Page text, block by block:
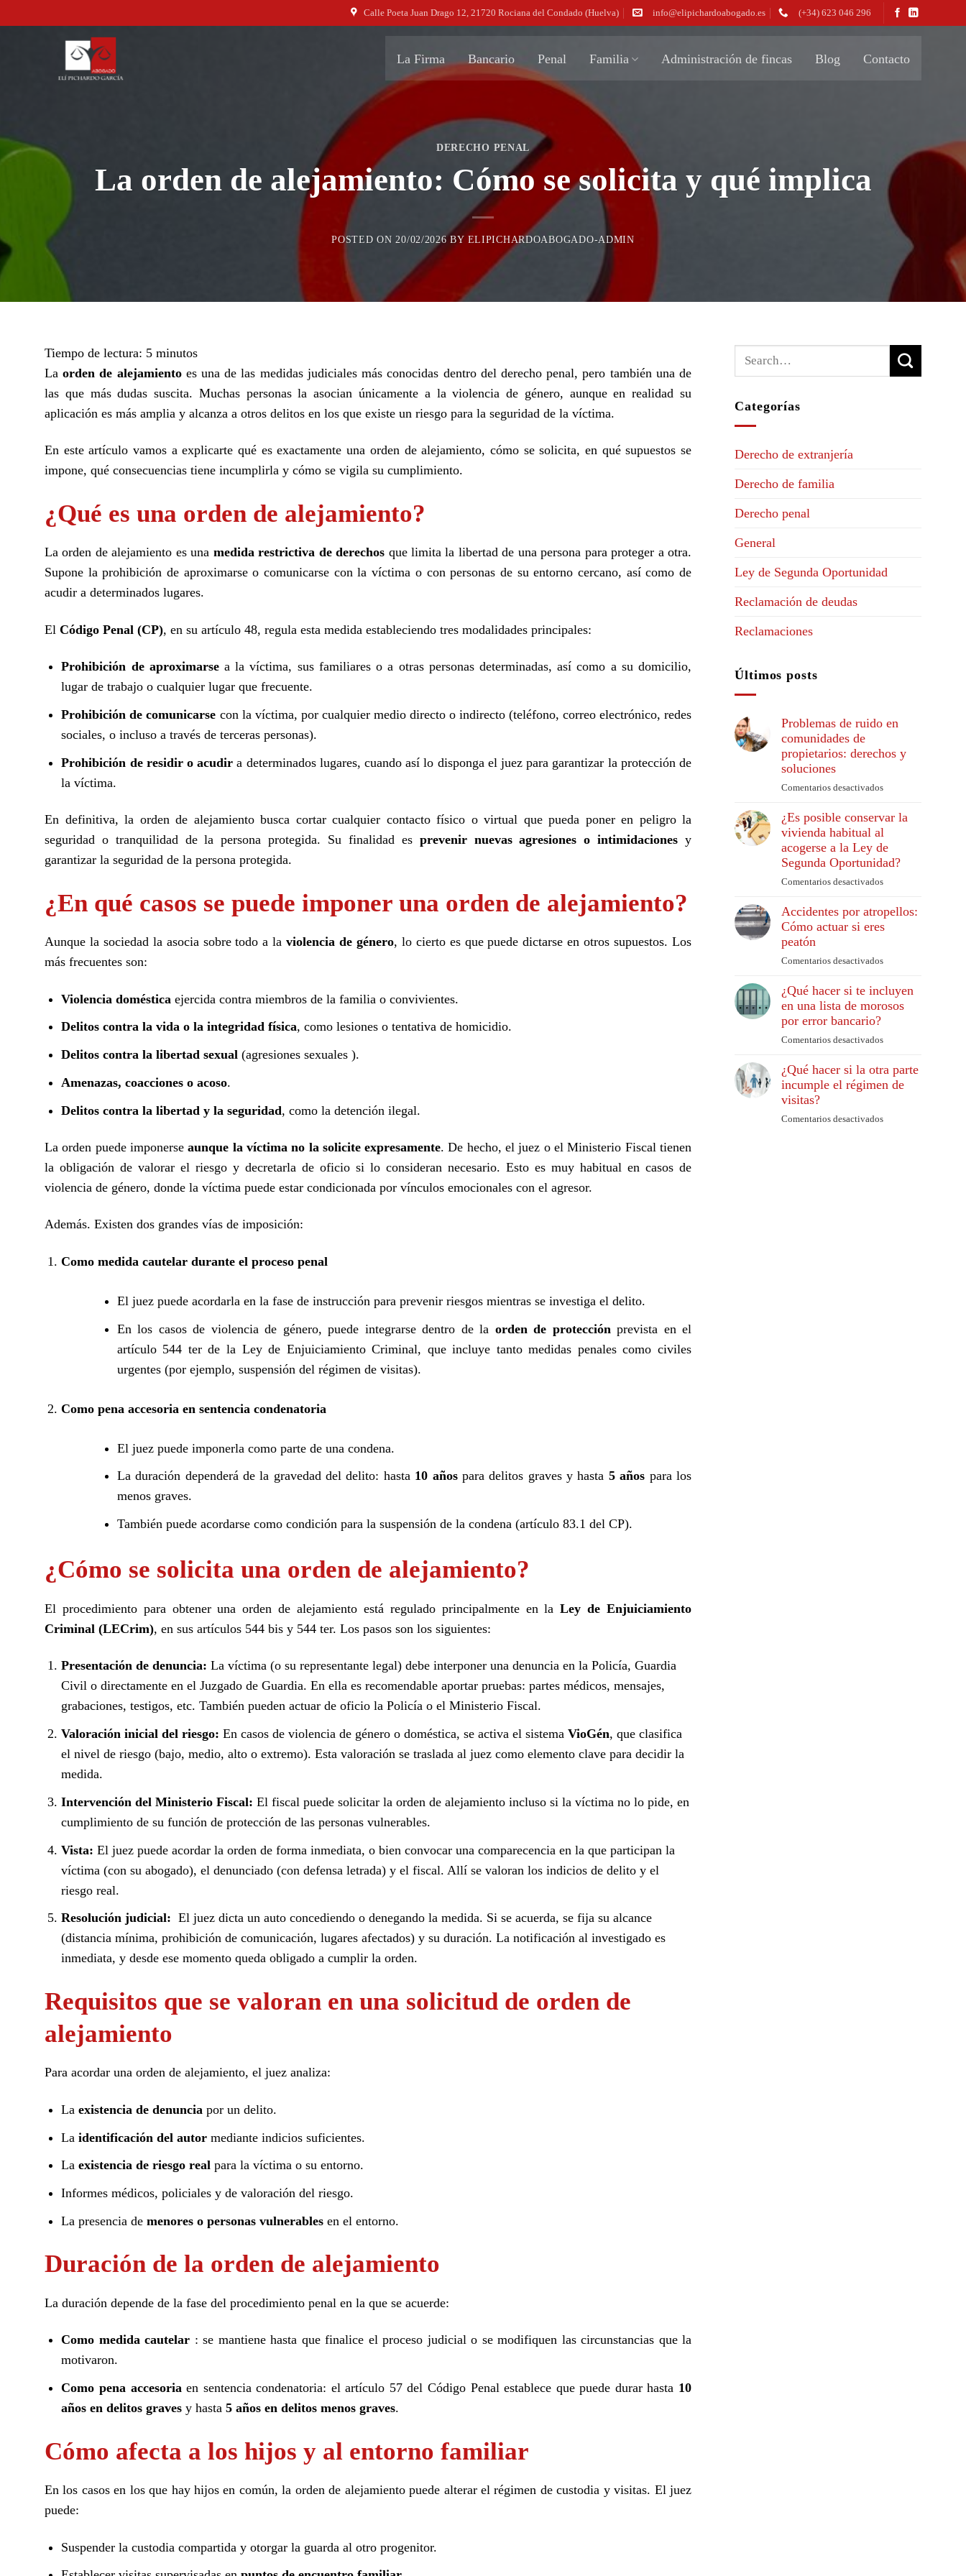
al
Calle Poeta Juan Drago 12, 21720 Rociana del Condado (Huelva) info@elipichardoabogado.es (+34) 623 046 296
La Firma Bancario Penal Familia Administración de fincas Blog Contacto
DERECHO PENAL
La orden de alejamiento: Cómo se solicita y qué implica
POSTED ON 20/02/2026 BY ELIPICHARDOABOGADO-ADMIN
Tiempo de lectura: 5 minutos
Laorden de alejamientoes una de las medidas judiciales más conocidas dentro del derecho penal, pero también una de
las que más dudas suscita. Muchas personas la asocian únicamente a la violencia de género, aunque en realidad su
aplicación es más amplia y alcanza a otros delitos en los que existe un riesgo para la seguridad de la víctima.
En este artículo vamos a explicarte qué es exactamente una orden de alejamiento, cómo se solicita, en qué supuestos se
impone, qué consecuencias tiene incumplirla y cómo se vigila su cumplimiento.
¿Qué es una orden de alejamiento?
La orden de alejamiento es una medida restrictiva de derechos que limita la libertad de una persona para proteger a otra.
Supone la prohibición de aproximarse o comunicarse con la víctima o con personas de su entorno cercano, así como de
acudir a determinados lugares.
El Código Penal (CP), en su artículo 48, regula esta medida estableciendo tres modalidades principales:
Prohibición de aproximarsea la víctima, sus familiares o a otras personas determinadas, así como a su domicilio,
lugar de trabajo o cualquier lugar que frecuente.
Prohibición de comunicarse con la víctima, por cualquier medio directo o indirecto (teléfono, correo electrónico, redes
sociales, o incluso a través de terceras personas).
Prohibición de residir o acudir a determinados lugares, cuando así lo disponga el juez para garantizar la protección de
la víctima.
En definitiva, la orden de alejamiento busca cortar cualquier contacto físico o virtual que pueda poner en peligro la
seguridad o tranquilidad de la persona protegida. Su finalidad es prevenir nuevas agresiones o intimidaciones y
garantizar la seguridad de la persona protegida.
¿En qué casos se puede imponer una orden de alejamiento?
Aunque la sociedad la asocia sobre todo a laviolencia de género, lo cierto es que puede dictarse en otros supuestos. Los
más frecuentes son:
Violencia doméstica ejercida contra miembros de la familia o convivientes.
Delitos contra la vida o la integridad física, como lesiones o tentativa de homicidio.
Delitos contra la libertad sexual (agresiones sexuales ).
Amenazas, coacciones o acoso.
Delitos contra la libertad y la seguridad, como la detención ilegal.
La orden puede imponerseaunque la víctima no la solicite expresamente. De hecho, el juez o el Ministerio Fiscal tienen
la obligación de valorar el riesgo y decretarla de oficio si lo consideran necesario. Esto es muy habitual en casos de
violencia de género, donde la víctima puede estar condicionada por vínculos emocionales con el agresor.
Además. Existen dos grandes vías de imposición:
Como medida cautelar durante el proceso penal
El juez puede acordarla en la fase de instrucción para prevenir riesgos mientras se investiga el delito.
En los casos de violencia de género, puede integrarse dentro de la orden de protección prevista en el
artículo 544 ter de la Ley de Enjuiciamiento Criminal, que incluye tanto medidas penales como civiles
urgentes (por ejemplo, suspensión del régimen de visitas).
Como pena accesoria en sentencia condenatoria
El juez puede imponerla como parte de una condena.
La duración dependerá de la gravedad del delito: hasta 10 añospara delitos graves y hasta 5 años para los
menos graves.
También puede acordarse como condición para la suspensión de la condena (artículo 83.1 del CP).
¿Cómo se solicita una orden de alejamiento?
El procedimiento para obtener una orden de alejamiento está regulado principalmente en laLey de Enjuiciamiento
Criminal (LECrim), en sus artículos 544 bis y 544 ter. Los pasos son los siguientes:
Presentación de denuncia: La víctima (o su representante legal) debe interponer una denuncia en la Policía, Guardia
Civil o directamente en el Juzgado de Guardia. En ella es recomendable aportar pruebas: partes médicos, mensajes,
grabaciones, testigos, etc. También pueden actuar de oficio la Policía o el Ministerio Fiscal.
Valoración inicial del riesgo:En casos de violencia de género o doméstica, se activa el sistemaVioGén, que clasifica
el nivel de riesgo (bajo, medio, alto o extremo). Esta valoración se traslada al juez como elemento clave para decidir la
medida.
Intervención del Ministerio Fiscal:El fiscal puede solicitar la orden de alejamiento incluso si la víctima no lo pide, en
cumplimiento de su función de protección de las personas vulnerables.
Vista:El juez puede acordar la orden de forma inmediata, o bien convocar una comparecencia en la que participan la
víctima (con su abogado), el denunciado (con defensa letrada) y el fiscal. Allí se valoran los indicios de delito y el
riesgo real.
Resolución judicial: El juez dicta un auto concediendo o denegando la medida. Si se acuerda, se fija su alcance
(distancia mínima, prohibición de comunicación, lugares afectados) y su duración. La notificación al investigado es
inmediata, y desde ese momento queda obligado a cumplir la orden.
Requisitos que se valoran en una solicitud de orden de
alejamiento
Para acordar una orden de alejamiento, el juez analiza:
Laexistencia de denuncia por un delito.
Laidentificación del autor mediante indicios suficientes.
Laexistencia de riesgo real para la víctima o su entorno.
Informes médicos, policiales y de valoración del riesgo.
La presencia demenores o personas vulnerables en el entorno.
Duración de la orden de alejamiento
La duración depende de la fase del procedimiento penal en la que se acuerde:
Como medida cautelar : se mantiene hasta que finalice el proceso judicial o se modifiquen las circunstancias que la
motivaron.
Como pena accesoriaen sentencia condenatoria: el artículo 57 del Código Penal establece que puede durar hasta 10
años en delitos graves y hasta5 años en delitos menos graves.
Cómo afecta a los hijos y al entorno familiar
En los casos en los que hay hijos en común, la orden de alejamiento puede alterar el régimen de custodia y visitas. El juez
puede:
Suspender la custodia compartida y otorgar la guarda al otro progenitor.
Categorías
Derecho de extranjería
Derecho de familia
Derecho penal
General
Ley de Segunda Oportunidad
Reclamación de deudas
Reclamaciones
Últimos posts
Problemas de ruido en
comunidades de
propietarios: derechos y
soluciones
Comentarios desactivados
de
en
comunidades
y
soluciones
¿Es posible conservar la
vivienda habitual al
acogerse a la Ley de
Segunda Oportunidad?
Comentarios desactivados
posible
conservar
acogerse
a
Segunda
Oportunidad?
Accidentes por atropellos:
Cómo actuar si eres
peatón
Comentarios desactivados
por
atropellos:
peatón
¿Qué hacer si te incluyen
en una lista de morosos
por error bancario?
Comentarios desactivados
hacer
si
¿Qué hacer si la otra parte
incumple el régimen de
visitas?
Comentarios desactivados